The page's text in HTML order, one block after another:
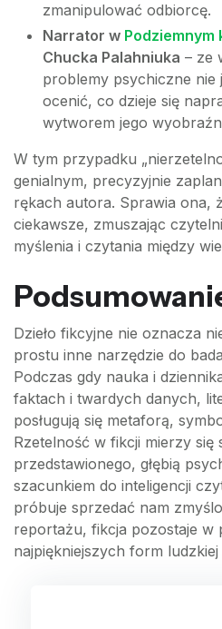
zmanipulować odbiorcę.
Narrator w Podziemnym
Chucka Palahniuka – ze
problemy psychiczne nie
ocenić, co dzieje się
wytworem jego
W tym przypadku
genialnym, precyzyjnie
rękach autora. Sprawia ona,
ciekawsze, zmuszając
myślenia i czytania między
Dzieło fikcyjne nie oznacza
prostu inne narzędzie do
Podczas gdy nauka i
faktach i twardych danych,
posługują się metaforą,
Rzetelność w fikcji mierzy się
przedstawionego, głębią
szacunkiem do inteligencji
próbuje sprzedać nam
reportażu, fikcja pozostaje w
najpiękniejszych form ludzkiej